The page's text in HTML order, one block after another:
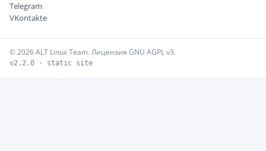
Telegram
VKontakte
© 2026 ALT Linux Team. Лицензия GNU AGPL v3.
v2.2.0 · static site